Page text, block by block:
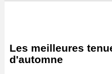
Les meilleures
d'automne